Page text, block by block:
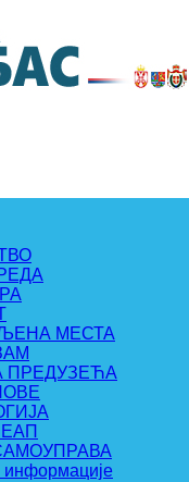
МЕСТА
ПРЕДУЗЕЋА